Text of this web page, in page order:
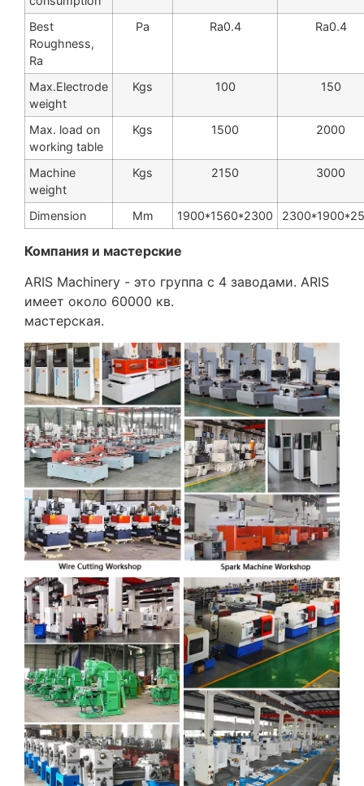
Best
Roughness,
Ra
Ра Ra0.4 Ra0.4
Max.Electrode
weight
Kgs 100 150
Max. load on
working table
Kgs 1500 2000
Machine
weight
Kgs 2150 3000
Dimension Mm 1900*1560*2300
Компания и мастерские
ARIS Machinery - это группа с 4 заводами. ARIS
имеет около 60000 кв.
мастерская.